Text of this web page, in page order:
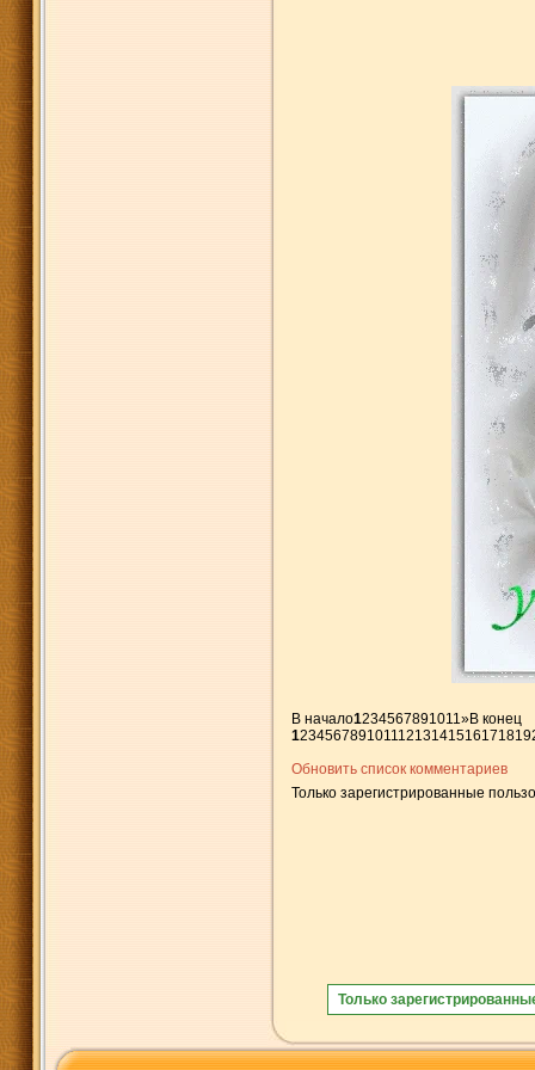
В начало1234567891011 »В конец
1234567891011 1213141516171819
Обновить список комментариев
Только зарегистрированные
Только